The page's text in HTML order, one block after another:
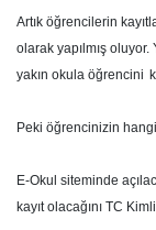
Artık öğrencilerin
olarak yapılmış oluyor.
yakın okula öğrencini
Peki öğrencinizin hangi
E-Okul siteminde
kayıt olacağını TC